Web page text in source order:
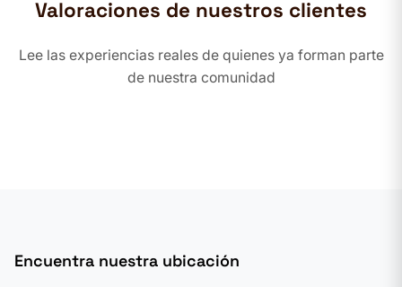
Valoraciones de nuestros clientes
Lee las experiencias reales de quienes ya forman parte
de nuestra comunidad
Encuentra nuestra ubicación